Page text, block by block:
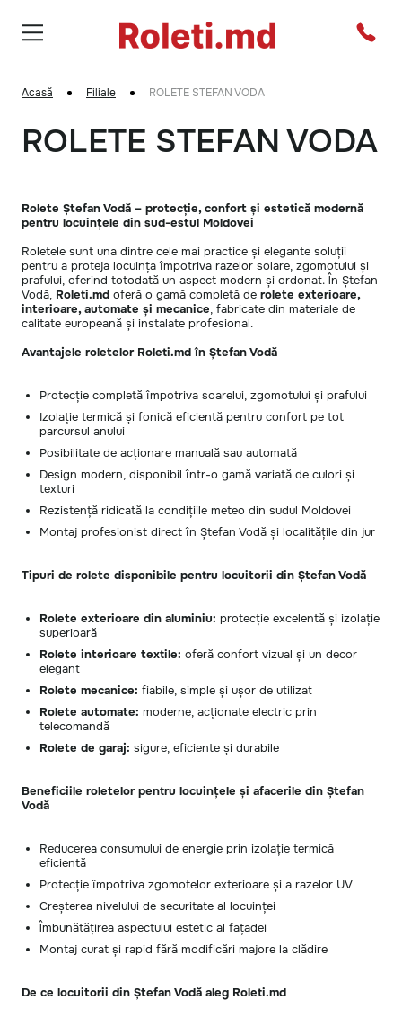
Acasă Filiale ROLETE STEFAN VODA
ROLETE STEFAN VODA
Rolete Ștefan Vodă – protecție, confort și estetică modernă
pentru locuințele din sud-estul Moldovei
Roletele sunt una dintre cele mai practice și elegante soluții
pentru a proteja locuința împotriva razelor solare, zgomotului și
prafului, oferind totodată un aspect modern și ordonat. În Ștefan
Vodă, Roleti.md oferă o gamă completă de rolete exterioare,
interioare, automate și mecanice, fabricate din materiale de
calitate europeană și instalate profesional.
Avantajele roletelor Roleti.md în Ștefan Vodă
Protecție completă împotriva soarelui, zgomotului și prafului
Izolație termică și fonică eficientă pentru confort pe tot
parcursul anului
Posibilitate de acționare manuală sau automată
Design modern, disponibil într-o gamă variată de culori și
texturi
Rezistență ridicată la condițiile meteo din sudul Moldovei
Montaj profesionist direct în Ștefan Vodă și localitățile din jur
Tipuri de rolete disponibile pentru locuitorii din Ștefan Vodă
Rolete exterioare din aluminiu: protecție excelentă și izolație
superioară
Rolete interioare textile: oferă confort vizual și un decor
elegant
Rolete mecanice: fiabile, simple și ușor de utilizat
Rolete automate: moderne, acționate electric prin
telecomandă
Rolete de garaj: sigure, eficiente și durabile
Beneficiile roletelor pentru locuințele și afacerile din Ștefan
Vodă
Reducerea consumului de energie prin izolație termică
eficientă
Protecție împotriva zgomotelor exterioare și a razelor UV
Creșterea nivelului de securitate al locuinței
Îmbunătățirea aspectului estetic al fațadei
Montaj curat și rapid fără modificări majore la clădire
De ce locuitorii din Ștefan Vodă aleg Roleti.md